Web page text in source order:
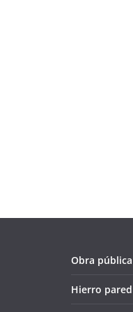
Obra pública
Hierro pared